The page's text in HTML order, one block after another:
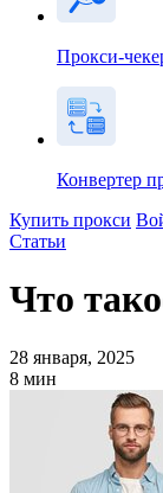
Прокси-
Конвертер
Купить прокси
Статьи
Что
28 января, 2025
8 мин